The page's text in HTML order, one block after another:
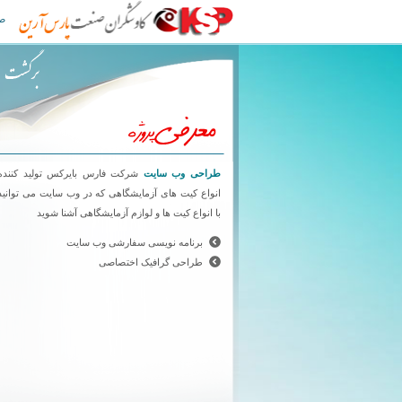
طراحی سایت کاوشگران صنعت پارس آرین
طراحی وب سایت شرکت فارس بایرکس تولید
انواع کیت های آزمایشگاهی که در وب سایت می توانید
با انواع کیت ها و لوازم آزمایشگاهی آشنا شوید
برنامه نویسی سفارشی وب سایت
طراحی گرافیک اختصاصی